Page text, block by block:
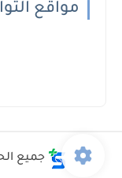
مواقع
جميع